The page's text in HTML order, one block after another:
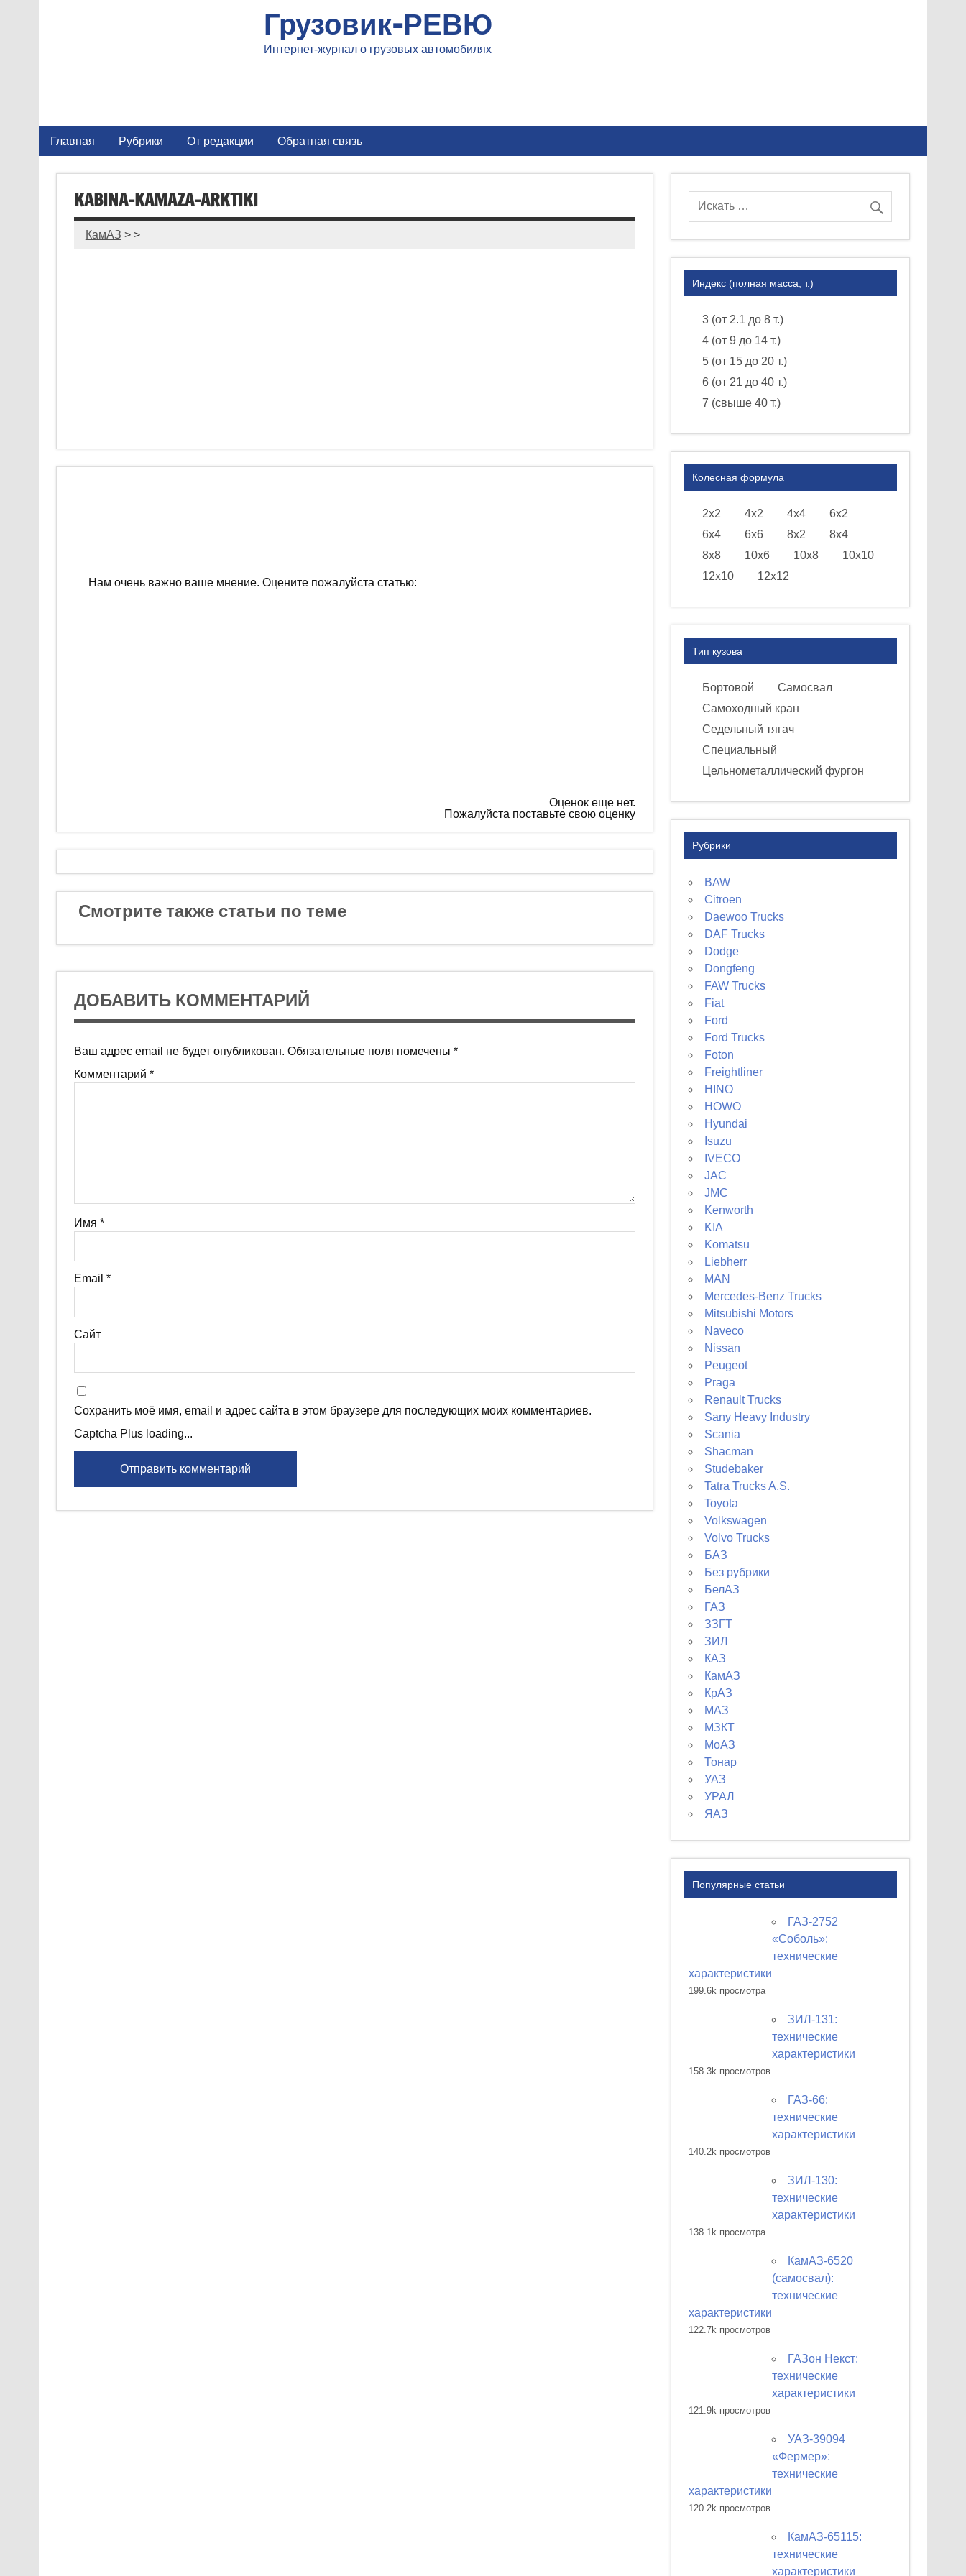
Грузовик-РЕВЮ
Интернет-журнал о грузовых автомобилях
Главная Рубрики От редакции Обратная связь
KABINA-KAMAZA-ARKTIKI
КамАЗ > >
Нам очень важно ваше мнение. Оцените пожалуйста статью:
Оценок еще нет.
Пожалуйста поставьте свою оценку
Смотрите также статьи по теме
ДОБАВИТЬ КОММЕНТАРИЙ
Ваш адрес email не будет опубликован. Обязательные поля помечены *
Комментарий *
Имя *
Email *
Сайт
Сохранить моё имя, email и адрес сайта в этом браузере для последующих моих комментариев.
Captcha Plus loading...
Индекс (полная масса, т.)
3 (от 2.1 до 8 т.)
4 (от 9 до 14 т.)
5 (от 15 до 20 т.)
6 (от 21 до 40 т.)
7 (свыше 40 т.)
Колесная формула
2х2 4х2 4х4
6х2
6х4
6х6 8х2
8х4
8х8
10х6 10х8
10х10
12х10
12х12
Тип кузова
Бортовой
Самосвал
Самоходный кран
Седельный тягач
Специальный
Цельнометаллический фургон
Рубрики
BAW
Citroen
Daewoo Trucks
DAF Trucks
Dodge
Dongfeng
FAW Trucks
Fiat
Ford
Ford Trucks
Foton
Freightliner
HINO
HOWO
Hyundai
Isuzu
IVECO
JAC
JMC
Kenworth
KIA
Komatsu
Liebherr
MAN
Mercedes-Benz Trucks
Mitsubishi Motors
Naveco
Nissan
Peugeot
Praga
Renault Trucks
Sany Heavy Industry
Scania
Shacman
Studebaker
Tatra Trucks A.S.
Toyota
Volkswagen
Volvo Trucks
БАЗ
Без рубрики
БелАЗ
ГАЗ
ЗЗГТ
ЗИЛ
КАЗ
КамАЗ
КрАЗ
МАЗ
МЗКТ
МоАЗ
Тонар
УАЗ
УРАЛ
ЯАЗ
Популярные статьи
ГАЗ-2752
«Соболь»:
технические
характеристики
199.6k просмотра
ЗИЛ-131:
технические
характеристики
158.3k просмотров
ГАЗ-66:
технические
характеристики
140.2k просмотров
ЗИЛ-130:
технические
характеристики
138.1k просмотра
КамАЗ-6520
(самосвал):
технические
характеристики
122.7k просмотров
ГАЗон Некст:
технические
характеристики
121.9k просмотров
УАЗ-39094
«Фермер»:
технические
характеристики
120.2k просмотров
КамАЗ-65115:
технические
характеристики